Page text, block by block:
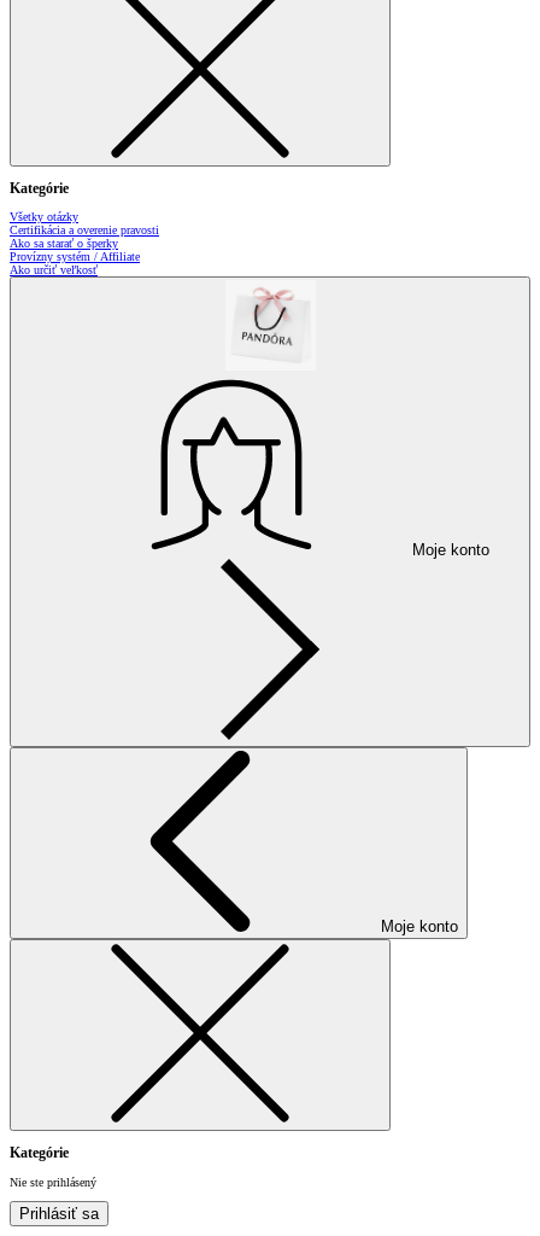
Kategórie
Všetky otázky
Certifikácia a overenie pravosti
Ako sa starať o šperky
Provízny systém / Affiliate
Ako určiť veľkosť
Moje konto
Moje konto
Kategórie
Nie ste prihlásený
Prihlásiť sa